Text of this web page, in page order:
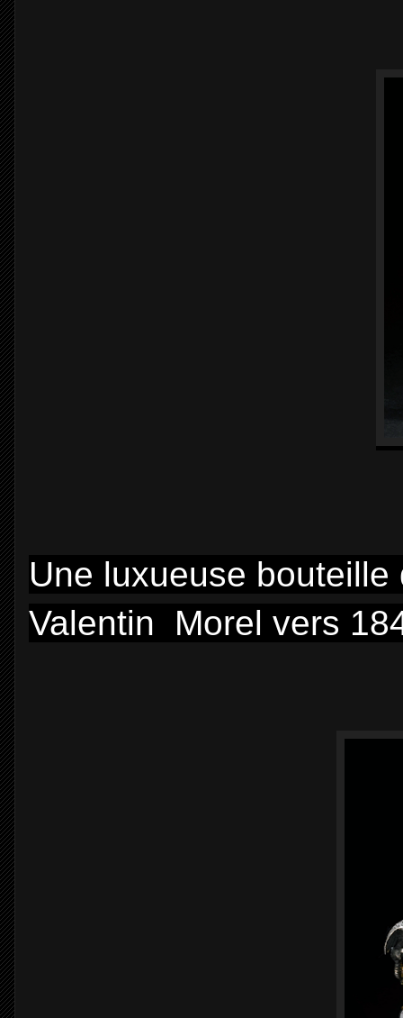
Une luxueuse
Valentin Morel vers